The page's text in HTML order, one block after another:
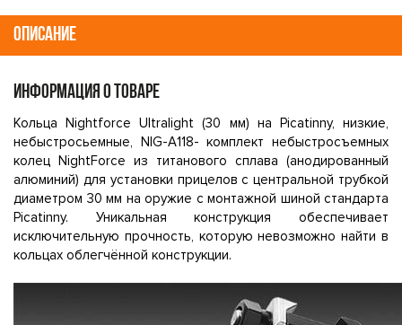
ОПИСАНИЕ
ИНФОРМАЦИЯ О ТОВАРЕ
Кольца Nightforce Ultralight (30 мм) на Picatinny, низкие,
небыстросьемные, NIG-A118- комплект небыстросъемных
колец NightForce из титанового сплава (анодированный
алюминий) для установки прицелов с центральной трубкой
диаметром 30 мм на оружие с монтажной шиной стандарта
Picatinny. Уникальная конструкция обеспечивает
исключительную прочность, которую невозможно найти в
кольцах облегчённой конструкции.